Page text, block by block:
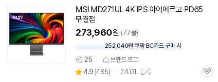
MSI MD271UL 4K IPS 아이에르고 PD65
무결점
273,960원 (77몰)
우
할
인
252,040원 쿠팡 BC카드 구매 시
상
품
25 브랜드로그
별
4.9 (상
485) 24.01. 등록
관